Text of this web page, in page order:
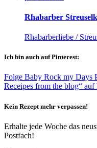
Rhabarber
Rhabarberliebe /
Ich bin auch auf Pinterest:
Folge Baby Rock my Days
Receipes from the blog“ auf
Kein Rezept mehr verpassen!
Erhalte jede Woche das
Postfach!